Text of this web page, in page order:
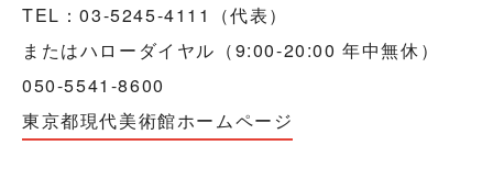
TEL：03-5245-4111（代表）
またはハローダイヤル（9:00-20:00 年中無休）
050-5541-8600
東京都現代美術館ホームページ